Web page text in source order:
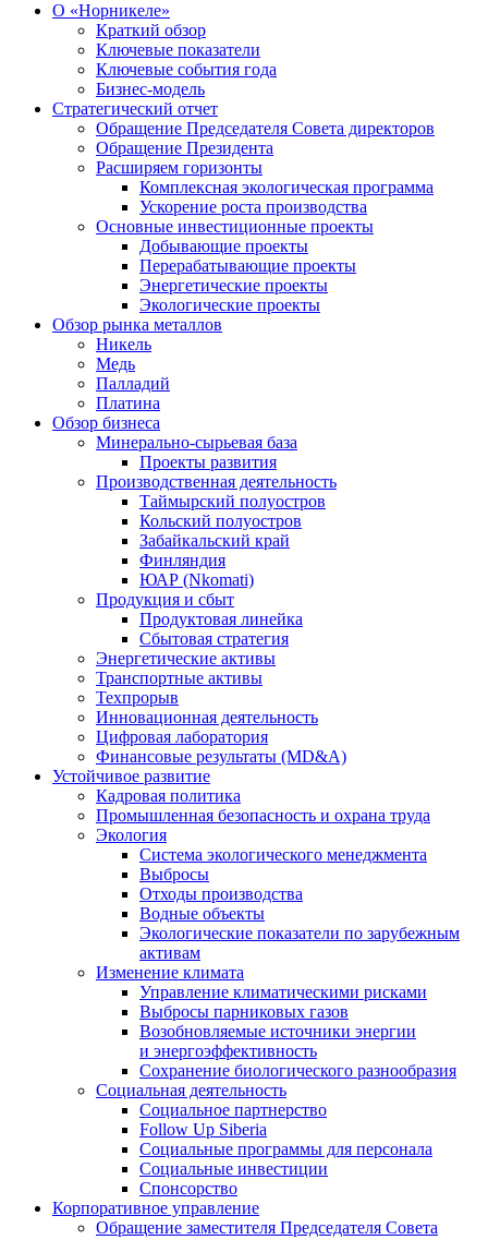
О «Норникеле»
Краткий обзор
Ключевые показатели
Ключевые события года
Бизнес-модель
Стратегический отчет
Обращение Председателя Совета директоров
Обращение Президента
Расширяем горизонты
Комплексная экологическая программа
Ускорение роста производства
Основные инвестиционные проекты
Добывающие проекты
Перерабатывающие проекты
Энергетические проекты
Экологические проекты
Обзор рынка металлов
Никель
Медь
Палладий
Платина
Обзор бизнеса
Минерально-сырьевая база
Проекты развития
Производственная деятельность
Таймырский полуостров
Кольский полуостров
Забайкальский край
Финляндия
ЮАР (Nkomati)
Продукция и сбыт
Продуктовая линейка
Сбытовая стратегия
Энергетические активы
Транспортные активы
Техпрорыв
Инновационная деятельность
Цифровая лаборатория
Финансовые результаты (MD&A)
Устойчивое развитие
Кадровая политика
Промышленная безопасность и охрана труда
Экология
Система экологического менеджмента
Выбросы
Отходы производства
Водные объекты
Экологические показатели по зарубежным
активам
Изменение климата
Управление климатическими рисками
Выбросы парниковых газов
Возобновляемые источники энергии
и энергоэффективность
Сохранение биологического разнообразия
Социальная деятельность
Социальное партнерство
Follow Up Siberia
Социальные программы для персонала
Социальные инвестиции
Спонсорство
Корпоративное управление
Обращение заместителя Председателя Совета